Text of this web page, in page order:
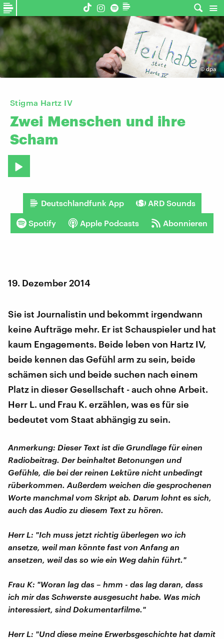
©dpa
Stigma Hartz IV
Zwei Menschen und ihre
Scham
Deutschlandfunk App ARD Sounds
Spotify Apple Podcasts Abonnieren
19. Dezember 2014
Sie ist Journalistin und bekommt irgendwann
keine Aufträge mehr. Er ist Schauspieler und hat
kaum Engagements. Beide leben von Hartz IV,
beide kennen das Gefühl arm zu sein, beide
schämen sich und beide suchen nach einem
Platz in dieser Gesellschaft - auch ohne Arbeit.
Herr L. und Frau K. erzählen, was es für sie
bedeutet vom Staat abhängig zu sein.
Anmerkung: Dieser Text ist die Grundlage für einen
Radiobeitrag. Der beinhaltet Betonungen und
Gefühle, die bei der reinen Lektüre nicht unbedingt
rüberkommen. Außerdem weichen die gesprochenen
Worte manchmal vom Skript ab. Darum lohnt es sich,
auch das Audio zu diesem Text zu hören.
Herr L: "Ich muss jetzt richtig überlegen wo ich
ansetze, weil man könnte fast von Anfang an
ansetzen, weil das so wie ein Weg dahin führt."
Frau K: "Woran lag das – hmm - das lag daran, dass
ich mir das Schwerste ausgesucht habe. Was mich
interessiert, sind Dokumentarfilme."
Herr L: "Und diese meine Erwerbsgeschichte hat damit